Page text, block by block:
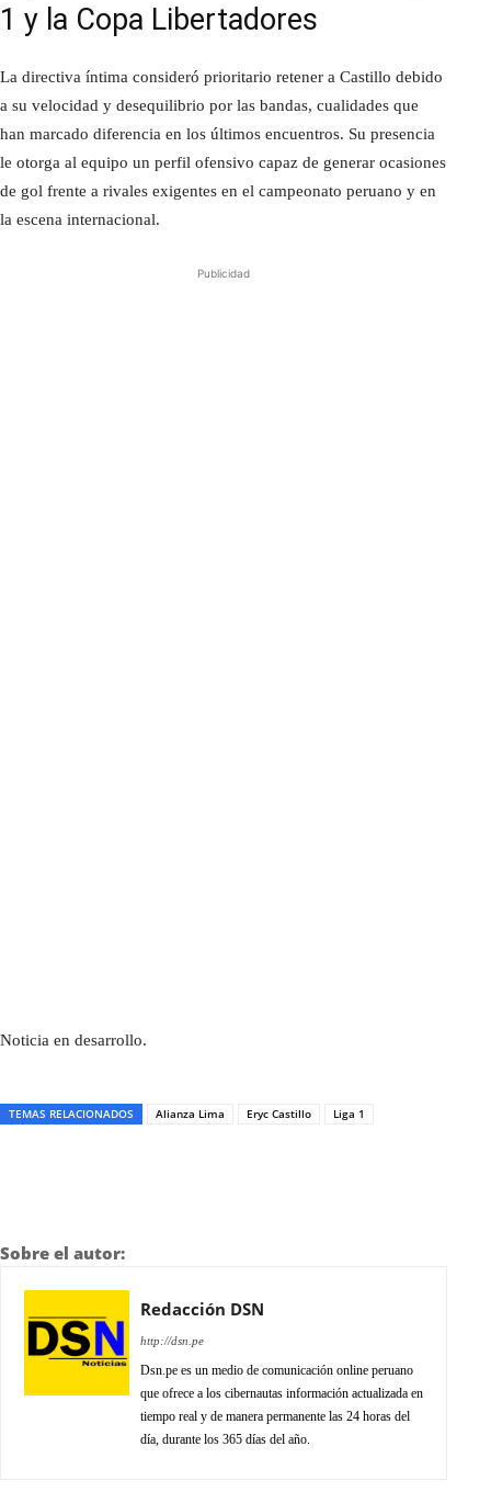
1 y la Copa Libertadores
La directiva íntima consideró prioritario retener a Castillo debido
a su velocidad y desequilibrio por las bandas, cualidades que
han marcado diferencia en los últimos encuentros. Su presencia
le otorga al equipo un perfil ofensivo capaz de generar ocasiones
de gol frente a rivales exigentes en el campeonato peruano y en
la escena internacional.
Publicidad
Noticia en desarrollo.
TEMAS RELACIONADOS Alianza Lima Eryc Castillo Liga 1
Sobre el autor:
Redacción DSN
http://dsn.pe
Dsn.pe es un medio de comunicación online peruano
que ofrece a los cibernautas información actualizada en
tiempo real y de manera permanente las 24 horas del
día, durante los 365 días del año.